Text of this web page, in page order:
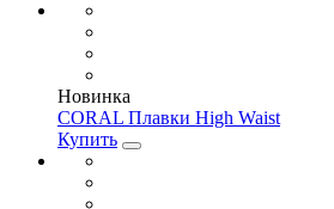
Новинка
CORAL Плавки High Waist
Купить